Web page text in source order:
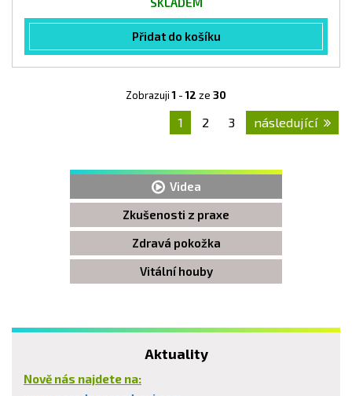
Přidat do košíku
Zobrazuji1 -12 ze 30
1 2 3 následující
Videa
Zkušenosti z praxe
Zdravá pokožka
Vitální houby
Aktuality
Nově nás najdete na: